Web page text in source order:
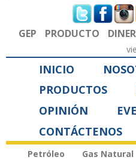
Formulario de
GEP PRODUCTO
INICIO
PRODUCTOS
OPINIÓN
CONTÁCTENOS
Petróleo Gas Natural